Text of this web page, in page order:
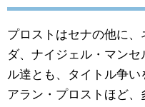
プロストはセナの他に
ダ、ナイジェル・マン
ル達とも、タイトル争い
アラン・プロストほど